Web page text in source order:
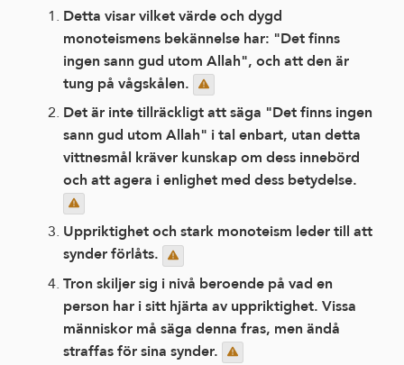
Detta visar vilket värde och dygd
monoteismens bekännelse har: "Det finns
ingen sann gud utom Allah", och att den är
tung på vågskålen.
Det är inte tillräckligt att säga "Det finns ingen
sann gud utom Allah" i tal enbart, utan detta
vittnesmål kräver kunskap om dess innebörd
och att agera i enlighet med dess betydelse.
Uppriktighet och stark monoteism leder till att
synder förlåts.
Tron skiljer sig i nivå beroende på vad en
person har i sitt hjärta av uppriktighet. Vissa
människor må säga denna fras, men ändå
straffas för sina synder.